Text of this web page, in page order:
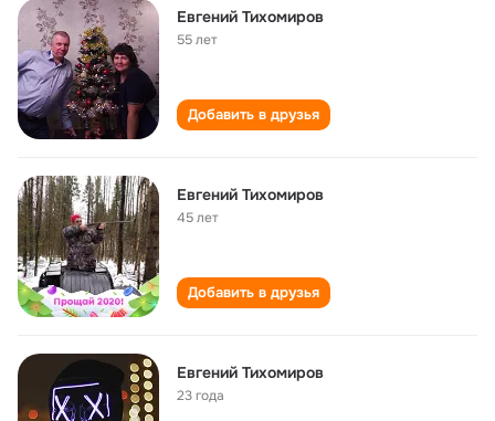
Евгений Тихомиров
55 лет
Добавить в друзья
Евгений Тихомиров
45 лет
Добавить в друзья
Евгений Тихомиров
23 года